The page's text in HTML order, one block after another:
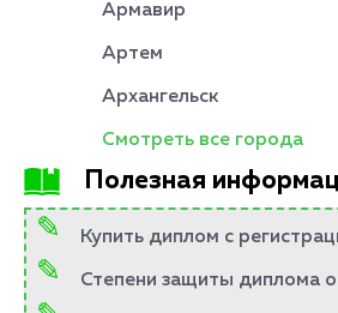
Армавир
Артем
Архангельск
Смотреть все города
Полезная
Купить диплом с
Степени защиты диплома